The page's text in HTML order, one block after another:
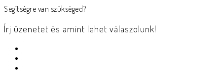
Segítségre van szükséged?
Írj üzenetet és amint lehet válaszolunk!